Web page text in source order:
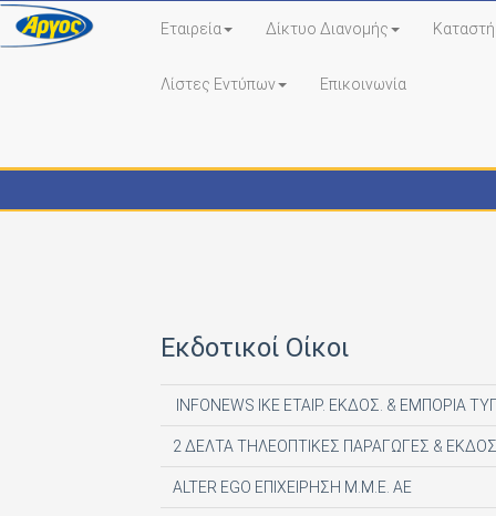
Εταιρεία Δίκτυο Διανομής
Λίστες Εντύπων Επικοινωνία
Εκδοτικοί Οίκοι
INFONEWS ΙΚΕ ΕΤΑΙΡ. ΕΚΔΟΣ. & ΕΜΠΟΡΙΑ
2 ΔΕΛΤΑ ΤΗΛΕΟΠΤΙΚΕΣ ΠΑΡΑΓΩΓΕΣ &
ALTER EGO ΕΠΙΧΕΙΡΗΣΗ Μ.Μ.Ε. ΑΕ